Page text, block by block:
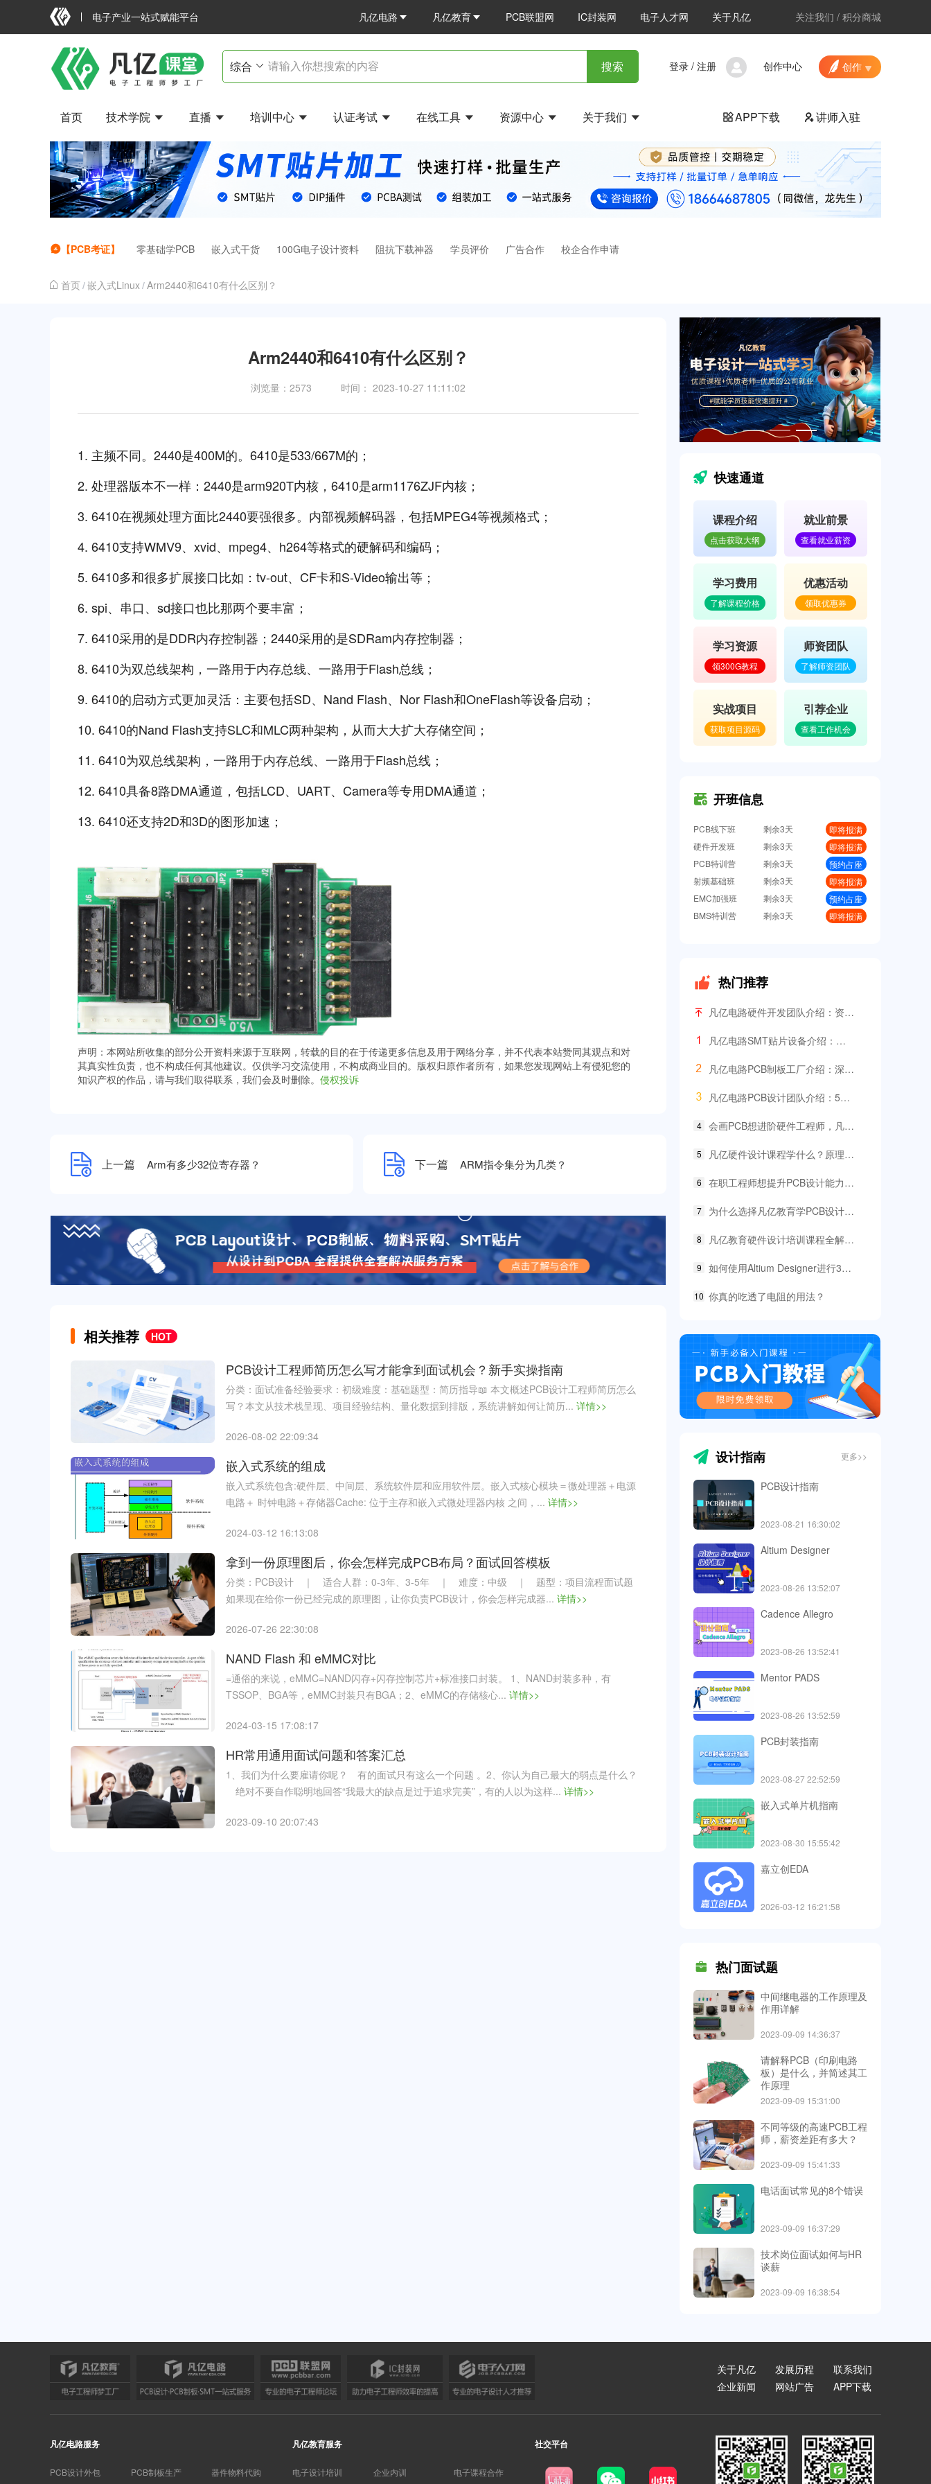
电子产业一站式赋能平台 凡亿电路 凡亿教育 PCB联盟网 IC封装网 电子人才网 关于凡亿 关注我们 / 积分商城
搜索 登录 / 注册 创作中心 创作
首页 技术学院 直播 培训中心 认证考试 在线工具 资源中心 关于我们 APP下载 讲师入驻
【PCB考证】 零基础学PCB 嵌入式干货 100G电子设计资料 阻抗下载神器 学员评价 广告合作 校企合作申请
首页/嵌入式Linux/Arm2440和6410有什么区别？
Arm2440和6410有什么区别？
浏览量：2573 时间： 2023-10-27 11:11:02
1. 主频不同。2440是400M的。6410是533/667M的；
2. 处理器版本不⼀样：2440是arm920T内核，6410是arm1176ZJF内核；
3. 6410在视频处理⽅⾯比2440要强很多。内部视频解码器，包括MPEG4等视频格式；
4. 6410⽀持WMV9、xvid、mpeg4、h264等格式的硬解码和编码；
5. 6410多和很多扩展接⼝比如：tv-out、CF卡和S-Video输出等；
6. spi、串⼝、sd接⼝也比那两个要丰富；
7. 6410采⽤的是DDR内存控制器；2440采⽤的是SDRam内存控制器；
8. 6410为双总线架构，⼀路⽤于内存总线、⼀路⽤于Flash总线；
9. 6410的启动⽅式更加灵活：主要包括SD、Nand Flash、Nor Flash和OneFlash等设备启动；
10. 6410的Nand Flash⽀持SLC和MLC两种架构，从⽽⼤⼤扩⼤存储空间；
11. 6410为双总线架构，⼀路⽤于内存总线、⼀路⽤于Flash总线；
12. 6410具备8路DMA通道，包括LCD、UART、Camera等专⽤DMA通道；
13. 6410还⽀持2D和3D的图形加速；
声明：本网站所收集的部分公开资料来源于互联网，转载的目的在于传递更多信息及用于网络分享，并不代表本站赞同其观点和对
其真实性负责，也不构成任何其他建议。仅供学习交流使用，不构成商业目的。版权归原作者所有，如果您发现网站上有侵犯您的
知识产权的作品，请与我们取得联系，我们会及时删除。 侵权投诉
上一篇 Arm有多少32位寄存器？ 下一篇 ARM指令集分为⼏类？
相关推荐 HOT
PCB设计工程师简历怎么写才能拿到面试机会？新手实操指南
分类：面试准备经验要求：初级难度：基础题型：简历指导📖 本文概述PCB设计工程师简历怎么
写？本文从技术栈呈现、项目经验结构、量化数据到排版，系统讲解如何让简历... 详情>>
2026-08-02 22:09:34
嵌入式系统的组成
嵌入式系统包含:硬件层、中间层、系统软件层和应用软件层。嵌入式核心模块＝微处理器＋电源
电路＋ 时钟电路＋存储器Cache: 位于主存和嵌入式微处理器内核 之间，... 详情>>
2024-03-12 16:13:08
拿到一份原理图后，你会怎样完成PCB布局？面试回答模板
分类：PCB设计 ｜ 适合人群：0-3年、3-5年 ｜ 难度：中级 ｜ 题型：项目流程面试题
如果现在给你一份已经完成的原理图，让你负责PCB设计，你会怎样完成器... 详情>>
2026-07-26 22:30:08
NAND Flash 和 eMMC对比
=通俗的来说，eMMC=NAND闪存+闪存控制芯片+标准接⼝封装。 1、NAND封装多种，有
TSSOP、BGA等，eMMC封装只有BGA；2、eMMC的存储核⼼... 详情>>
2024-03-15 17:08:17
HR常用通用面试问题和答案汇总
1、我们为什么要雇请你呢？ 有的面试只有这么一个问题 。2、你认为自己最大的弱点是什么？
绝对不要自作聪明地回答“我最大的缺点是过于追求完美”，有的人以为这样... 详情>>
2023-09-10 20:07:43
快速通道
课程介绍
点击获取大纲
就业前景
查看就业薪资
学习费用
了解课程价格
优惠活动
领取优惠券
学习资源
领300G教程
师资团队
了解师资团队
实战项目
获取项目源码
引荐企业
查看工作机会
开班信息
PCB弟子班 剩余3天
即将报满
单片机开发班
预约占座
ITOS特训班
即将报满
信号仿真特训营
剩余3天
预约占座
硬件弟子班 即将报满
PCB线下班 剩余3天
即将报满
硬件开发班
剩余3天
即将报满
EMC加强班
嵌入式特训营
剩余3天
预约占座
FPGA特训班
剩余3天
预约占座
PCB弟子班
剩余3天
即将报满
单片机开发班
剩余3天
预约占座
ITOS特训班
剩余3天
即将报满
信号仿真特训营
剩余3天
预约占座
硬件开发班
剩余3天
射频基础班
剩余3天
即将报满
EMC加强班
剩余3天
预约占座
热门推荐
凡亿电路硬件开发团队介绍：资深工程师背景和项目经验
凡亿电路SMT贴片设备介绍：西门子全自动产线+ASM贴片机配置
凡亿电路PCB制板工厂介绍：深圳现代化厂房实拍
凡亿电路PCB设计团队介绍：50+位资深工程师，每年2000+款设计经验
4 会画PCB想进阶硬件工程师，凡亿这类课程适合你
5 凡亿硬件设计课程学什么？原理图+PCB+调试一条龙
6 在职工程师想提升PCB设计能力，凡亿哪类课程适合你
7 为什么选择凡亿教育学PCB设计？六大课程优势详解
8 凡亿教育硬件设计培训课程全解析：从电路到系统完整覆盖
9 如何使用Altium Designer进行3D封装库的绘制？
10 你真的吃透了电阻的用法？
设计指南 更多>>
PCB设计指南
2023-08-21 16:30:02
Altium Designer
2023-08-26 13:52:07
Cadence Allegro
2023-08-26 13:52:41
Mentor PADS
2023-08-26 13:52:59
PCB封装指南
2023-08-27 22:52:59
嵌入式单片机指南
2023-08-30 15:55:42
嘉立创EDA
2026-03-12 16:21:58
热门面试题
中间继电器的工作原理及
作用详解
2023-09-09 14:36:37
请解释PCB（印刷电路
板）是什么，并简述其工
作原理
2023-09-09 15:31:00
不同等级的高速PCB工程
师，薪资差距有多大？
2023-09-09 15:41:33
电话面试常见的8个错误
2023-09-09 16:37:29
技术岗位面试如何与HR
谈薪
2023-09-09 16:38:54
凡亿电路服务
PCB设计外包 PCB制板生产 器件物料代购
凡亿教育服务
电子设计培训 企业内训 电子课程合作
社交平台
关于凡亿 发展历程
联系我们
企业新闻
网站广告 APP下载